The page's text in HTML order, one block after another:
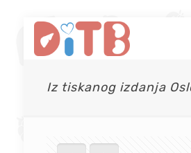
Iz tiskanog izdanja